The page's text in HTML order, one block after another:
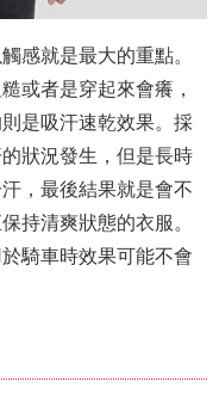
感就是最大的重點。
或者是穿起來會癢，
是吸汗速乾效果。採
狀況發生，但是長時
，最後結果就是會不
持清爽狀態的衣服。
騎車時效果可能不會